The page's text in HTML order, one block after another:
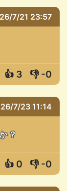
7/21 23:57
👍 3 👎 -0
7/23 11:14
？
👍 0 👎 -0